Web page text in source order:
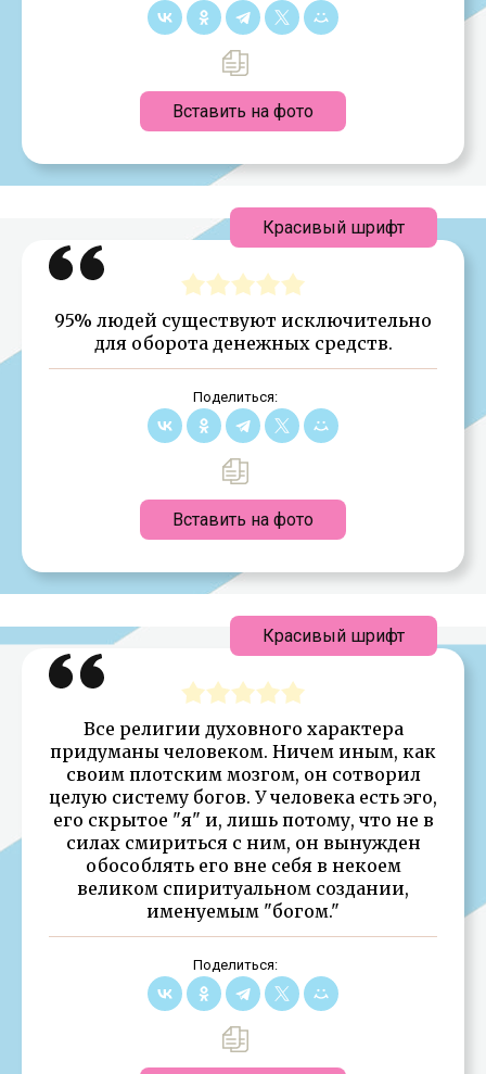
Вставить на фото
95% людей существуют исключительно
для оборота денежных средств.
Поделиться:
Вставить на фото
Красивый шрифт
Все религии духовного характера
придуманы человеком. Ничем иным, как
своим плотским мозгом, он сотворил
целую систему богов. У человека есть эго,
его скрытое "я" и, лишь потому, что не в
силах смириться с ним, он вынужден
обособлять его вне себя в некоем
великом спиритуальном создании,
именуемым "богом."
Поделиться:
Красивый шрифт